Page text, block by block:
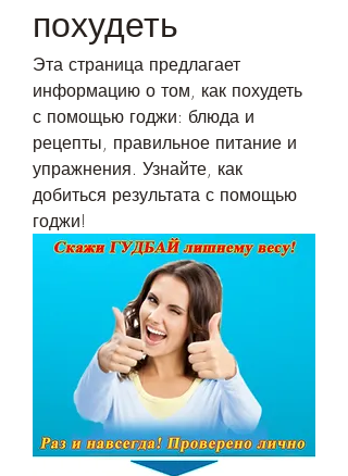
похудеть
Эта страница предлагает
информацию о том, как похудеть
с помощью годжи: блюда и
рецепты, правильное питание и
упражнения. Узнайте, как
добиться результата с помощью
годжи!